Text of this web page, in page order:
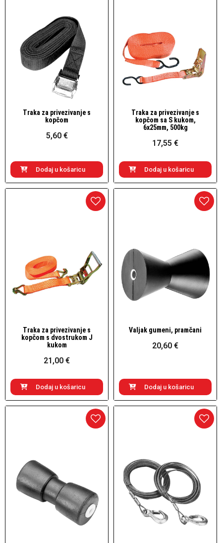
Brzi pogled
Traka za privezivanje s
kopčom
5,60 €
Dodaj u košaricu
Brzi pogled
Traka za privezivanje s
kopčom sa S kukom,
6x25mm, 500kg
17,55 €
Dodaj u košaricu
Brzi pogled
Traka za privezivanje s
kopčom s dvostrukom J
kukom
21,00 €
Dodaj u košaricu
Brzi pogled
Valjak gumeni, pramčani
20,60 €
Dodaj u košaricu